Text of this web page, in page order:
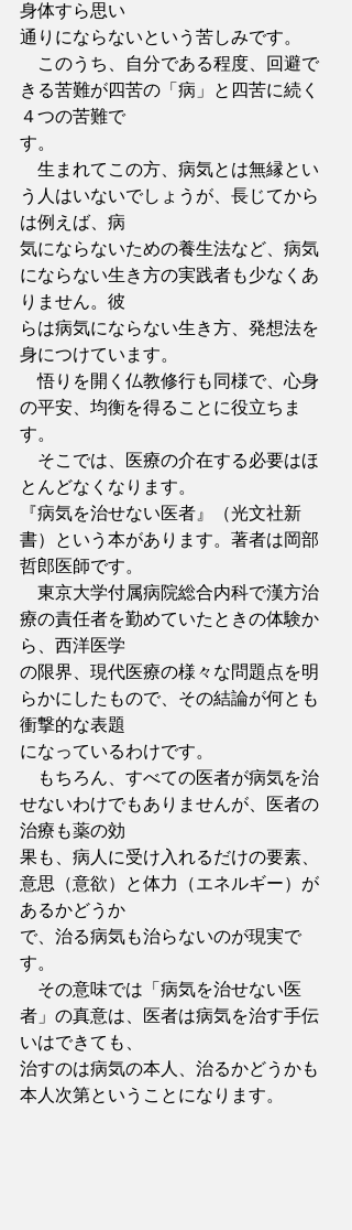
身体すら思い
通りにならないという苦しみです。
このうち、自分である程度、回避で
きる苦難が四苦の「病」と四苦に続く
４つの苦難で
す。
生まれてこの方、病気とは無縁とい
う人はいないでしょうが、長じてから
は例えば、病
気にならないための養生法など、病気
にならない生き方の実践者も少なくあ
りません。彼
らは病気にならない生き方、発想法を
身につけています。
悟りを開く仏教修行も同様で、心身
の平安、均衡を得ることに役立ちま
す。
そこでは、医療の介在する必要はほ
とんどなくなります。
『病気を治せない医者』（光文社新
書）という本があります。著者は岡部
哲郎医師です。
東京大学付属病院総合内科で漢方治
療の責任者を勤めていたときの体験か
ら、西洋医学
の限界、現代医療の様々な問題点を明
らかにしたもので、その結論が何とも
衝撃的な表題
になっているわけです。
もちろん、すべての医者が病気を治
せないわけでもありませんが、医者の
治療も薬の効
果も、病人に受け入れるだけの要素、
意思（意欲）と体力（エネルギー）が
あるかどうか
で、治る病気も治らないのが現実で
す。
その意味では「病気を治せない医
者」の真意は、医者は病気を治す手伝
いはできても、
治すのは病気の本人、治るかどうかも
本人次第ということになります。